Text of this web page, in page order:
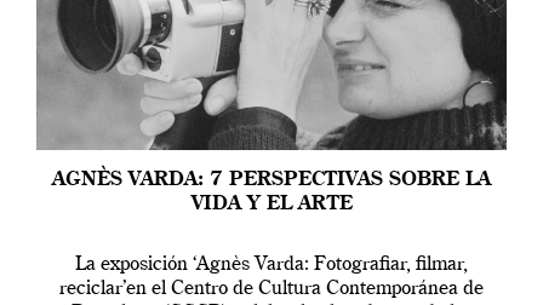
AGNÈS VARDA: 7 PERSPECTIVAS SOBRE LA
VIDA Y EL ARTE
La exposición ‘Agnès Varda: Fotografiar, filmar,
reciclar’en el Centro de Cultura Contemporánea de